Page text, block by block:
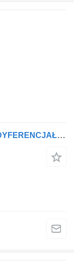
Essieu arrière MAN WKŁAD MOSTU DYFERENCJAŁ MAN TGX TGS TGA 37:13 pour tracteur routier